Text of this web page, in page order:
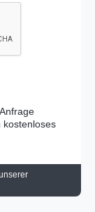
kostenloses